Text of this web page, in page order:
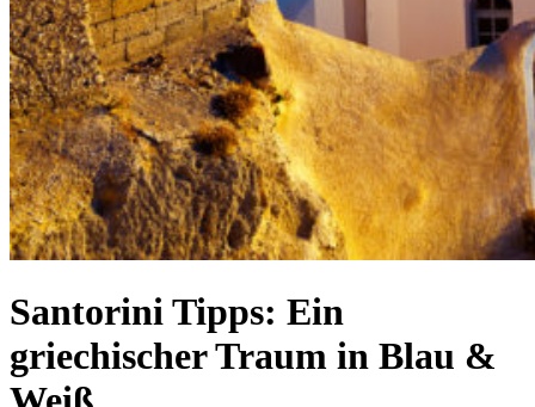
Santorini Tipps: Ein
griechischer Traum in Blau &